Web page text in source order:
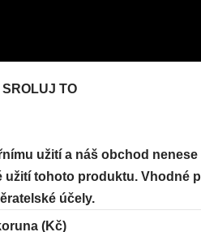
TO
užití a náš obchod
užití tohoto produktu. Vhodné
účely.
(Kč)